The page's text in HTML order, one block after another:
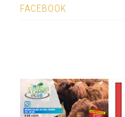
FACEBOOK